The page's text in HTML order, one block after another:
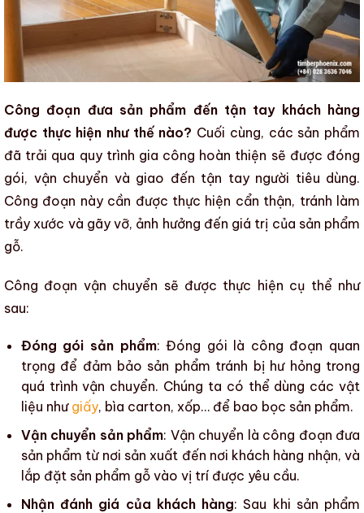
Công đoạn đưa sản phẩm đến tận tay khách hàng
được thực hiện như thế nào? Cuối cùng, các sản phẩm
đã trải qua quy trình gia công hoàn thiện sẽ được đóng
gói, vận chuyển và giao đến tận tay người tiêu dùng.
Công đoạn này cần được thực hiện cẩn thận, tránh làm
trầy xước và gãy vỡ, ảnh hưởng đến giá trị của sản phẩm
gỗ.
Công đoạn vận chuyển sẽ được thực hiện cụ thể như
sau:
Đóng gói sản phẩm: Đóng gói là công đoạn quan
trọng để đảm bảo sản phẩm tránh bị hư hỏng trong
quá trình vận chuyển. Chúng ta có thể dùng các vật
liệu như giấy, bìa carton, xốp… để bao bọc sản phẩm.
Vận chuyển sản phẩm: Vận chuyển là công đoạn đưa
sản phẩm từ nơi sản xuất đến nơi khách hàng nhận, và
lắp đặt sản phẩm gỗvào vị trí được yêu cầu.
Nhận đánh giá của khách hàng: Sau khi sản phẩm